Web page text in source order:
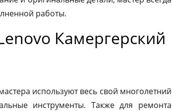
работы.
Камергерский
используют весь свой многолетний
инструменты. Также для ремонта